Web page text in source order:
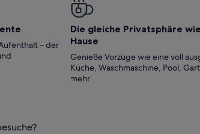
– der
Die gleiche Privatsphäre
Hause
Genieße Vorzüge wie eine voll
Küche, Waschmaschine, Pool,
mehr